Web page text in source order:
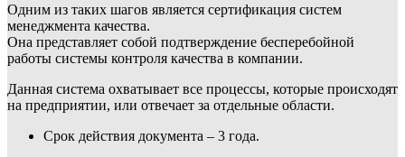
Одним из таких шагов является сертификация систем
менеджмента качества.
Она представляет собой подтверждение бесперебойной
работы системы контроля качества в компании.
Данная система охватывает все процессы, которые происходят
на предприятии, или отвечает за отдельные области.
Срок действия документа – 3 года.